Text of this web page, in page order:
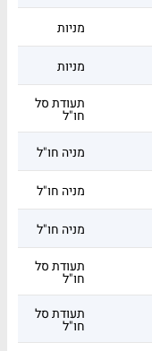
מניות
מניות
תעודת סל
חו"ל
מניה חו"ל
מניה חו"ל
מניה חו"ל
תעודת סל
חו"ל
תעודת סל
חו"ל